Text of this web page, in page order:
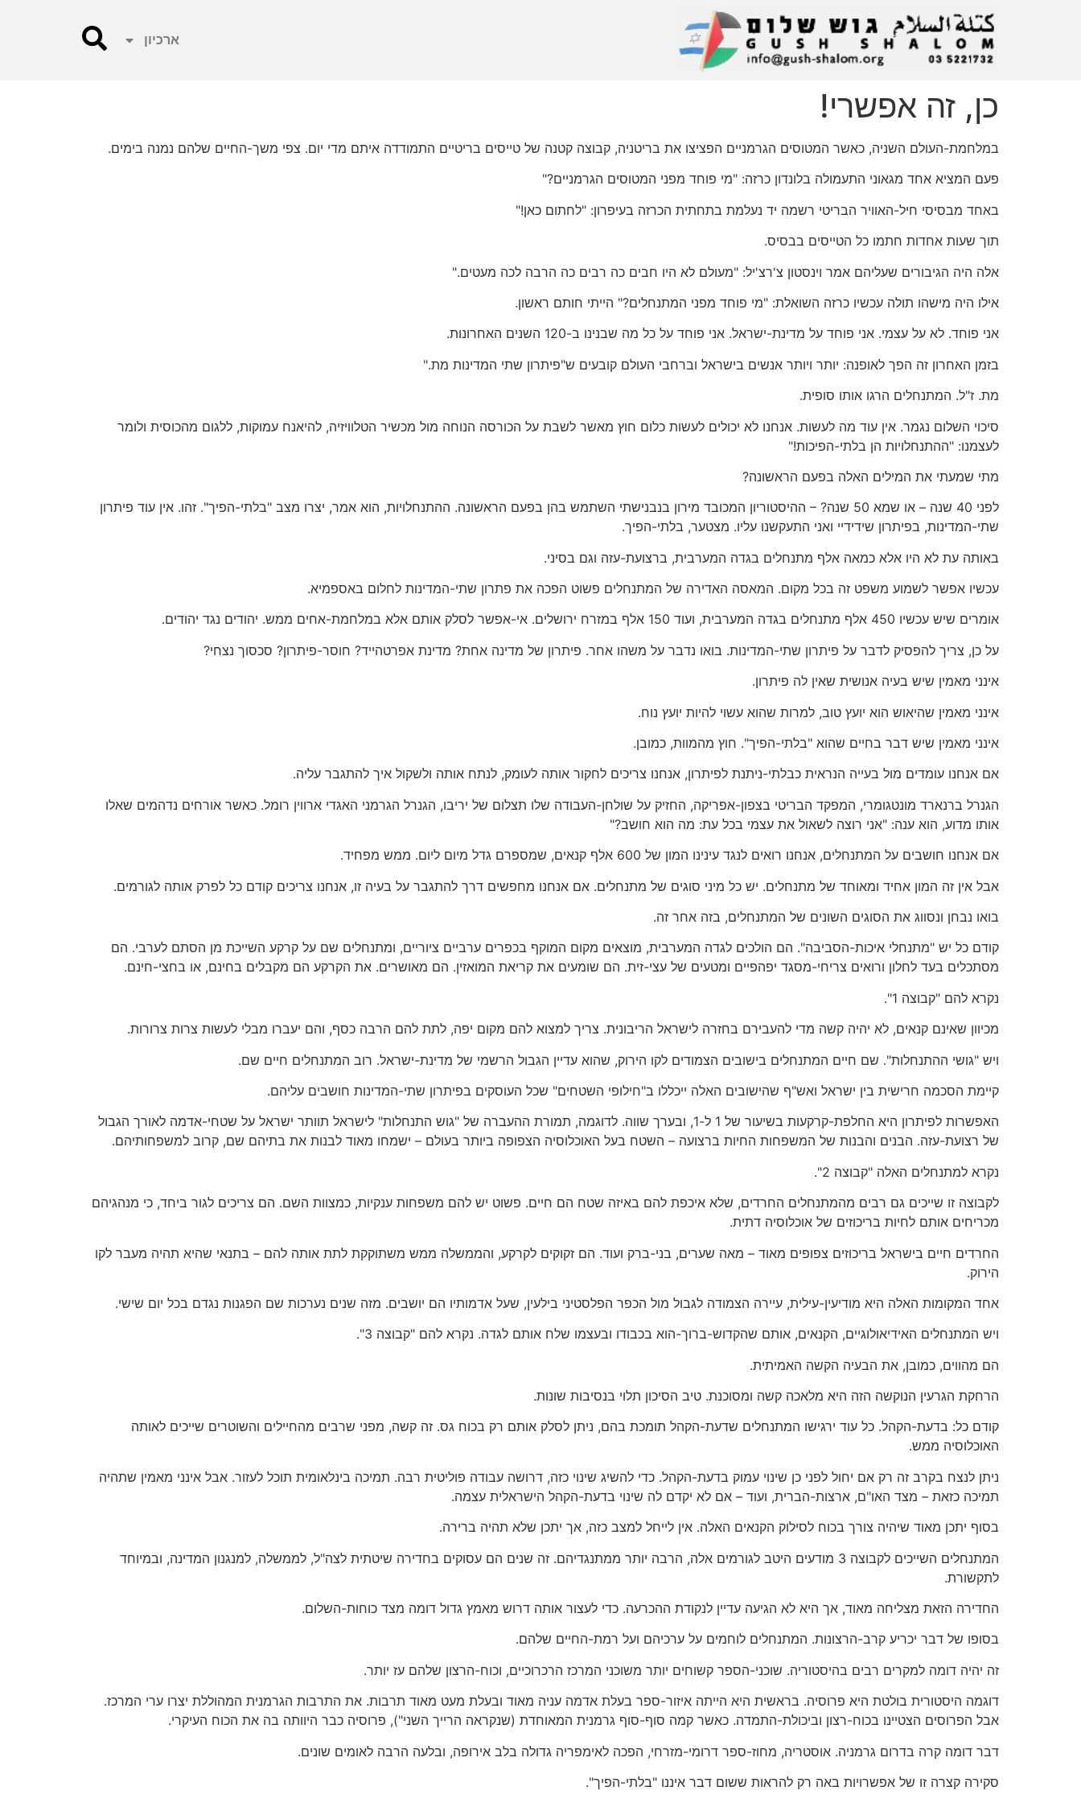
ארכיון
כן, זה אפשרי!
במלחמת-העולם השניה, כאשר המטוסים הגרמניים הפציצו את בריטניה, קבוצה קטנה של טייסים בריטיים התמודדה איתם מדי יום. צפי משך-החיים שלהם נמנה בימים.
פעם המציא אחד מגאוני התעמולה בלונדון כרזה: "מי פוחד מפני המטוסים הגרמניים?"
באחד מבסיסי חיל-האוויר הבריטי רשמה יד נעלמת בתחתית הכרזה בעיפרון: "לחתום כאן!"
תוך שעות אחדות חתמו כל הטייסים בבסיס.
אלה היה הגיבורים שעליהם אמר וינסטון צ'רצ'יל: "מעולם לא היו חבים כה רבים כה הרבה לכה מעטים."
אילו היה מישהו תולה עכשיו כרזה השואלת: "מי פוחד מפני המתנחלים?" הייתי חותם ראשון.
אני פוחד. לא על עצמי. אני פוחד על מדינת-ישראל. אני פוחד על כל מה שבנינו ב-120 השנים האחרונות.
בזמן האחרון זה הפך לאופנה: יותר ויותר אנשים בישראל וברחבי העולם קובעים ש"פיתרון שתי המדינות מת."
מת. ז"ל. המתנחלים הרגו אותו סופית.
סיכוי השלום נגמר. אין עוד מה לעשות. אנחנו לא יכולים לעשות כלום חוץ מאשר לשבת על הכורסה הנוחה מול מכשיר הטלוויזיה, להיאנח עמוקות, ללגום מהכוסית ולומר
לעצמנו: "ההתנחלויות הן בלתי-הפיכות!"
מתי שמעתי את המילים האלה בפעם הראשונה?
לפני 40 שנה – או שמא 50 שנה? – ההיסטוריון המכובד מירון בנבנישתי השתמש בהן בפעם הראשונה. ההתנחלויות, הוא אמר, יצרו מצב "בלתי-הפיך". זהו. אין עוד פיתרון
שתי-המדינות, בפיתרון שידידיי ואני התעקשנו עליו. מצטער, בלתי-הפיך.
באותה עת לא היו אלא כמאה אלף מתנחלים בגדה המערבית, ברצועת-עזה וגם בסיני.
עכשיו אפשר לשמוע משפט זה בכל מקום. המאסה האדירה של המתנחלים פשוט הפכה את פתרון שתי-המדינות לחלום באספמיא.
אומרים שיש עכשיו 450 אלף מתנחלים בגדה המערבית, ועוד 150 אלף במזרח ירושלים. אי-אפשר לסלק אותם אלא במלחמת-אחים ממש. יהודים נגד יהודים.
על כן, צריך להפסיק לדבר על פיתרון שתי-המדינות. בואו נדבר על משהו אחר. פיתרון של מדינה אחת? מדינת אפרטהייד? חוסר-פיתרון? סכסוך נצחי?
אינני מאמין שיש בעיה אנושית שאין לה פיתרון.
אינני מאמין שהיאוש הוא יועץ טוב, למרות שהוא עשוי להיות יועץ נוח.
אינני מאמין שיש דבר בחיים שהוא "בלתי-הפיך". חוץ מהמוות, כמובן.
אם אנחנו עומדים מול בעייה הנראית כבלתי-ניתנת לפיתרון, אנחנו צריכים לחקור אותה לעומק, לנתח אותה ולשקול איך להתגבר עליה.
הגנרל ברנארד מונטגומרי, המפקד הבריטי בצפון-אפריקה, החזיק על שולחן-העבודה שלו תצלום של יריבו, הגנרל הגרמני האגדי ארווין רומל. כאשר אורחים נדהמים שאלו
אותו מדוע, הוא ענה: "אני רוצה לשאול את עצמי בכל עת: מה הוא חושב?"
אם אנחנו חושבים על המתנחלים, אנחנו רואים לנגד עינינו המון של 600 אלף קנאים, שמספרם גדל מיום ליום. ממש מפחיד.
אבל אין זה המון אחיד ומאוחד של מתנחלים. יש כל מיני סוגים של מתנחלים. אם אנחנו מחפשים דרך להתגבר על בעיה זו, אנחנו צריכים קודם כל לפרק אותה לגורמים.
בואו נבחן ונסווג את הסוגים השונים של המתנחלים, בזה אחר זה.
קודם כל יש "מתנחלי איכות-הסביבה". הם הולכים לגדה המערבית, מוצאים מקום המוקף בכפרים ערביים ציוריים, ומתנחלים שם על קרקע השייכת מן הסתם לערבי. הם
מסתכלים בעד לחלון ורואים צריחי-מסגד יפהפיים ומטעים של עצי-זית. הם שומעים את קריאת המואזין. הם מאושרים. את הקרקע הם מקבלים בחינם, או בחצי-חינם.
נקרא להם "קבוצה 1".
מכיוון שאינם קנאים, לא יהיה קשה מדי להעבירם בחזרה לישראל הריבונית. צריך למצוא להם מקום יפה, לתת להם הרבה כסף, והם יעברו מבלי לעשות צרות צרורות.
ויש "גושי ההתנחלות". שם חיים המתנחלים בישובים הצמודים לקו הירוק, שהוא עדיין הגבול הרשמי של מדינת-ישראל. רוב המתנחלים חיים שם.
קיימת הסכמה חרישית בין ישראל ואש"ף שהישובים האלה ייכללו ב"חילופי השטחים" שכל העוסקים בפיתרון שתי-המדינות חושבים עליהם.
האפשרות לפיתרון היא החלפת-קרקעות בשיעור של 1 ל-1, ובערך שווה. לדוגמה, תמורת ההעברה של "גוש התנחלות" לישראל תוותר ישראל על שטחי-אדמה לאורך הגבול
של רצועת-עזה. הבנים והבנות של המשפחות החיות ברצועה – השטח בעל האוכלוסיה הצפופה ביותר בעולם – ישמחו מאוד לבנות את בתיהם שם, קרוב למשפחותיהם.
נקרא למתנחלים האלה "קבוצה 2".
לקבוצה זו שייכים גם רבים מהמתנחלים החרדים, שלא איכפת להם באיזה שטח הם חיים. פשוט יש להם משפחות ענקיות, כמצוות השם. הם צריכים לגור ביחד, כי מנהגיהם
מכריחים אותם לחיות בריכוזים של אוכלוסיה דתית.
החרדים חיים בישראל בריכוזים צפופים מאוד – מאה שערים, בני-ברק ועוד. הם זקוקים לקרקע, והממשלה ממש משתוקקת לתת אותה להם – בתנאי שהיא תהיה מעבר לקו
הירוק.
אחד המקומות האלה היא מודיעין-עילית, עיירה הצמודה לגבול מול הכפר הפלסטיני בילעין, שעל אדמותיו הם יושבים. מזה שנים נערכות שם הפגנות נגדם בכל יום שישי.
ויש המתנחלים האידיאולוגיים, הקנאים, אותם שהקדוש-ברוך-הוא בכבודו ובעצמו שלח אותם לגדה. נקרא להם "קבוצה 3".
הם מהווים, כמובן, את הבעיה הקשה האמיתית.
הרחקת הגרעין הנוקשה הזה היא מלאכה קשה ומסוכנת. טיב הסיכון תלוי בנסיבות שונות.
קודם כל: בדעת-הקהל. כל עוד ירגישו המתנחלים שדעת-הקהל תומכת בהם, ניתן לסלק אותם רק בכוח גס. זה קשה, מפני שרבים מהחיילים והשוטרים שייכים לאותה
האוכלוסיה ממש.
ניתן לנצח בקרב זה רק אם יחול לפני כן שינוי עמוק בדעת-הקהל. כדי להשיג שינוי כזה, דרושה עבודה פוליטית רבה. תמיכה בינלאומית תוכל לעזור. אבל אינני מאמין שתהיה
תמיכה כזאת – מצד האו"ם, ארצות-הברית, ועוד – אם לא יקדם לה שינוי בדעת-הקהל הישראלית עצמה.
בסוף יתכן מאוד שיהיה צורך בכוח לסילוק הקנאים האלה. אין לייחל למצב כזה, אך יתכן שלא תהיה ברירה.
המתנחלים השייכים לקבוצה 3 מודעים היטב לגורמים אלה, הרבה יותר ממתנגדיהם. זה שנים הם עסוקים בחדירה שיטתית לצה"ל, לממשלה, למנגנון המדינה, ובמיוחד
לתקשורת.
החדירה הזאת מצליחה מאוד, אך היא לא הגיעה עדיין לנקודת ההכרעה. כדי לעצור אותה דרוש מאמץ גדול דומה מצד כוחות-השלום.
בסופו של דבר יכריע קרב-הרצונות. המתנחלים לוחמים על ערכיהם ועל רמת-החיים שלהם.
זה יהיה דומה למקרים רבים בהיסטוריה. שוכני-הספר קשוחים יותר משוכני המרכז הרכרוכיים, וכוח-הרצון שלהם עז יותר.
דוגמה היסטורית בולטת היא פרוסיה. בראשית היא הייתה איזור-ספר בעלת אדמה עניה מאוד ובעלת מעט מאוד תרבות. את התרבות הגרמנית המהוללת יצרו ערי המרכז.
אבל הפרוסים הצטיינו בכוח-רצון וביכולת-התמדה. כאשר קמה סוף-סוף גרמנית המאוחדת (שנקראה הרייך השני"), פרוסיה כבר היוותה בה את הכוח העיקרי.
דבר דומה קרה בדרום גרמניה. אוסטריה, מחוז-ספר דרומי-מזרחי, הפכה לאימפריה גדולה בלב אירופה, ובלעה הרבה לאומים שונים.
סקירה קצרה זו של אפשרויות באה רק להראות ששום דבר איננו "בלתי-הפיך".